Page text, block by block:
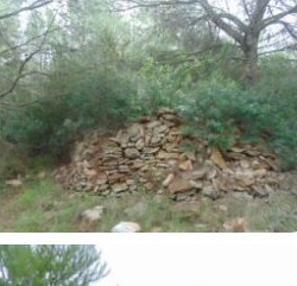
hacer
de
Cine
y